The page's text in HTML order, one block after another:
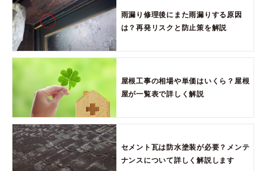
雨漏り修理後にまた雨漏りする原因
は？再発リスクと防止策を解説
屋根工事の相場や単価はいくら？屋根
屋が一覧表で詳しく解説
セメント瓦は防水塗装が必要？メンテ
ナンスについて詳しく解説します